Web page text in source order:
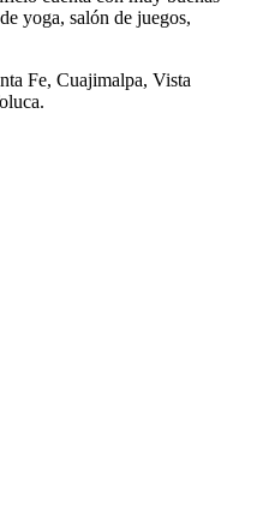
yoga, salón de juegos,
Fe, Cuajimalpa, Vista